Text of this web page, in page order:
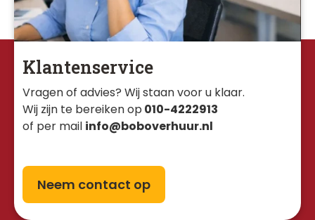
Klantenservice
Vragen of advies? Wij staan voor u klaar.
Wij zijn te bereiken op 010-4222913
of per mail info@boboverhuur.nl
Neem contact op